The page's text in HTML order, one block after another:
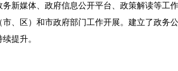
新媒体、政府信息公开平台、政策解读等工
、区）和市政府部门工作开展。建立了政务
提升。